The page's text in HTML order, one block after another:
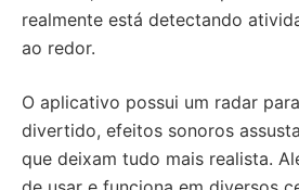
realmente está detectando
ao redor.
O aplicativo possui um radar
divertido, efeitos sonoros
que deixam tudo mais realista.